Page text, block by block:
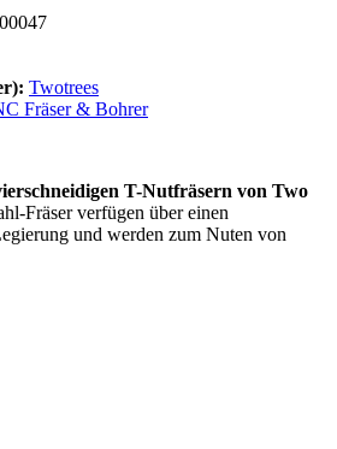
Twotrees
Fräser & Bohrer
T-Nutfräsern von Two
Fräser verfügen über einen
und werden zum Nuten von